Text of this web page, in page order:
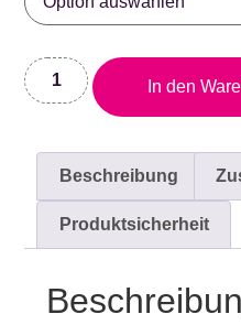
In den
Beschreibung
Produktsicherheit